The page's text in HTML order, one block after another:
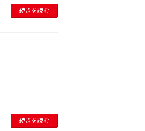
続きを読む
続きを読む